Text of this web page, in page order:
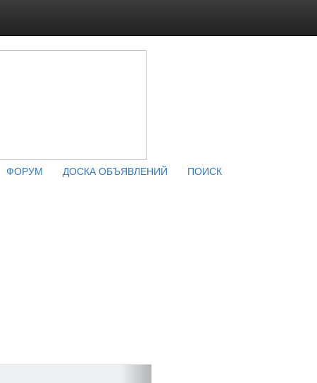
ФОРУМ ДОСКА ОБЪЯВЛЕНИЙ
ПОИСК